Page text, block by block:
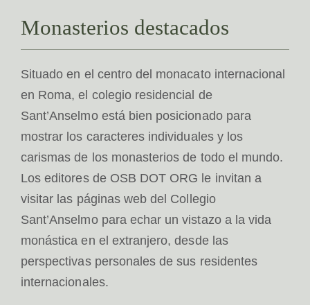
Monasterios destacados
Situado en el centro del monacato internacional
en Roma, el colegio residencial de
Sant’Anselmo está bien posicionado para
mostrar los caracteres individuales y los
carismas de los monasterios de todo el mundo.
Los editores de OSB DOT ORG le invitan a
visitar las páginas web del Collegio
Sant’Anselmo para echar un vistazo a la vida
monástica en el extranjero, desde las
perspectivas personales de sus residentes
internacionales.